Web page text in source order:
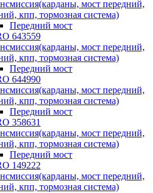
мост передний,
кпп, тормозная система)
Передний мост
643559
мост передний,
кпп, тормозная система)
Передний мост
644990
мост передний,
кпп, тормозная система)
Передний мост
358631
мост передний,
кпп, тормозная система)
Передний мост
149222
мост передний,
кпп, тормозная система)